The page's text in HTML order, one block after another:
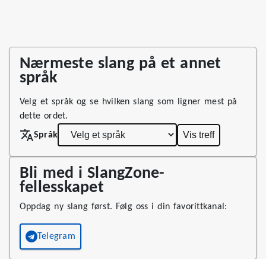
Nærmeste slang på et annet
språk
Velg et språk og se hvilken slang som ligner mest på
dette ordet.
Språk
Vis treff
Bli med i SlangZone-
fellesskapet
Oppdag ny slang først. Følg oss i din favorittkanal:
Telegram